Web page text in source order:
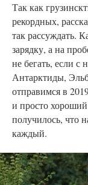
Так как
рекордных,
так рассуждать.
зарядку, а на
не бегать, если с
Антарктиды,
отправимся в
и просто
получилось, что
каждый.